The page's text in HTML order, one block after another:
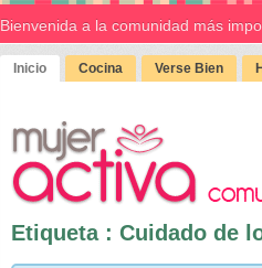
Bienvenida a la comunidad más
Inicio Cocina Verse Bien
Etiqueta : Cuidado de